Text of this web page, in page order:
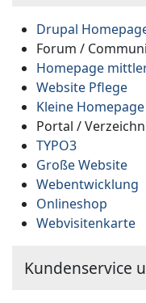
Drupal
Forum /
Homepage
Website Pflege
Kleine
Portal /
TYPO3
Große Website
Webentwicklung
Onlineshop
Webvisitenkarte
Kundenservice